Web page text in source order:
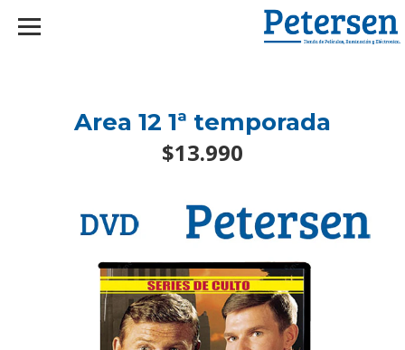
Area 12 1ª temporada
$13.990